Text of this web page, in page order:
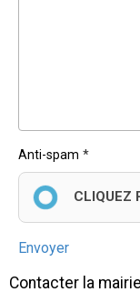
Anti-spam
CLIQUEZ
Envoyer
Contacter la